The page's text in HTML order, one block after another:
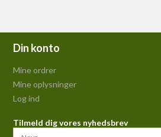
Din konto
Mine ordrer
Mine oplysninger
Log ind
Tilmeld dig vores nyhedsbrev